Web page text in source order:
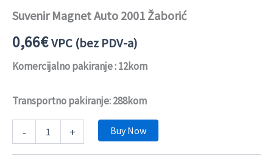
Suvenir Magnet Auto 2001 Žaborić
0,66€VPC (bez PDV-a)
Komercijalno pakiranje : 12kom
Transportno pakiranje: 288kom
- + Buy Now